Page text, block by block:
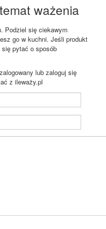
ważenia
Podziel się ciekawym
go w kuchni. Jeśli produkt
pytać o sposób
lub zaloguj się
z ileważy.pl